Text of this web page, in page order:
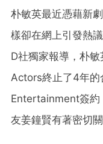
朴敏英最近憑藉新
樣卻在網上引發熱
D社獨家報導，朴
Actors終止了4年
Entertainment簽約
友姜鐘賢有著密切關